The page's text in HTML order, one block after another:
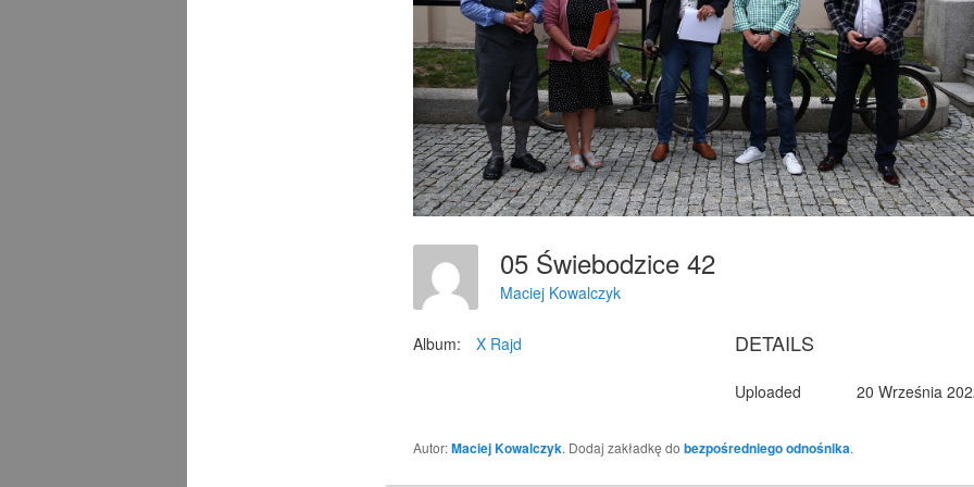
05 Świebodzice 42
Maciej Kowalczyk
Album: X Rajd DETAILS
Uploaded 20 Września
Autor:Maciej Kowalczyk. Dodaj zakładkę do bezpośredniego odnośnika.